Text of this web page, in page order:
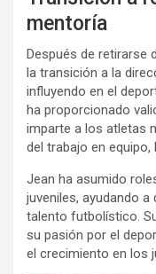
mentoría
Después de retirarse
la transición a la
influyendo en el
ha proporcionado
imparte a los atletas
del trabajo en
Jean ha asumido
juveniles, ayudando
talento futbolístico.
su pasión por el
el crecimiento en los